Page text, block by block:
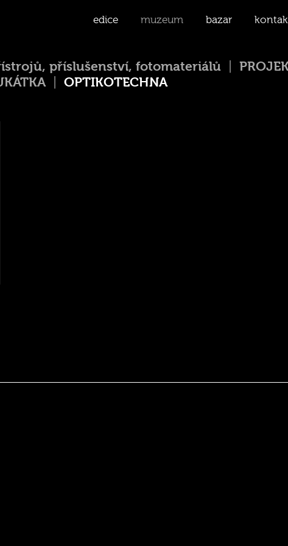
edice muzeum bazar
příslušenství, fotomateriálů
OPTIKOTECHNA